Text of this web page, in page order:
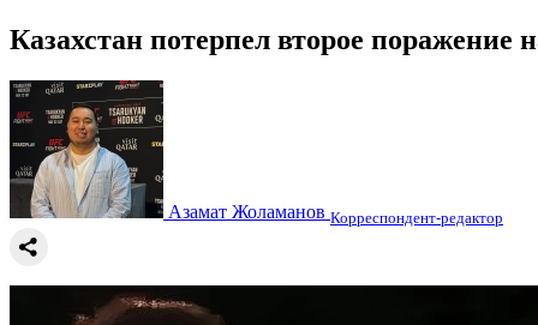
Казахстан потерпел второе поражение
Азамат Жоламанов Корреспондент-редактор